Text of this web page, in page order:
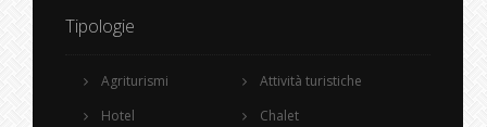
Tipologie
Agriturismi
Hotel
Attività turistiche
Chalet